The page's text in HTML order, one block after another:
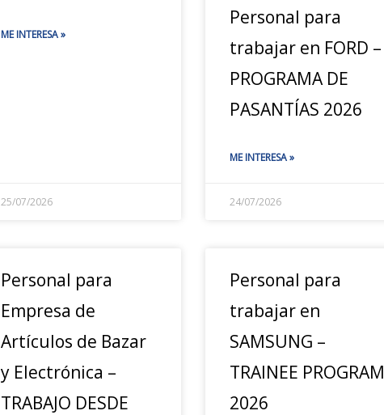
ME INTERESA »
25/07/2026
Personal para
trabajar en FORD –
PROGRAMA DE
PASANTÍAS 2026
ME INTERESA »
24/07/2026
Personal para
Empresa de
Artículos de Bazar
y Electrónica –
TRABAJO DESDE
Personal para
trabajar en
SAMSUNG –
TRAINEE PROGRAM
2026